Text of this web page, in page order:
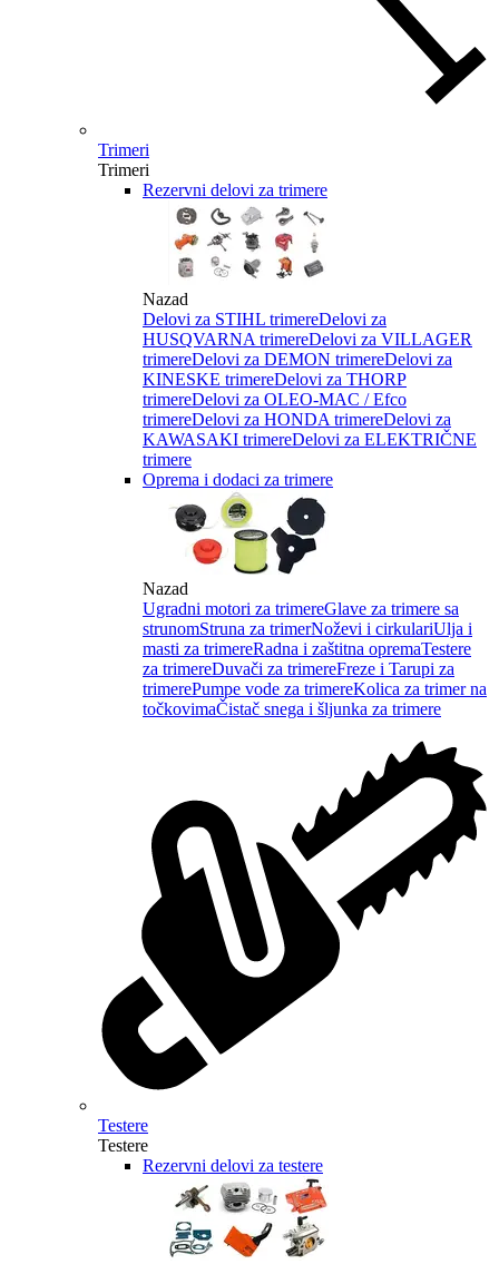
Trimeri
Trimeri
Rezervni delovi za trimere
Nazad
Delovi za STIHL trimereDelovi za
HUSQVARNA trimereDelovi za VILLAGER
trimereDelovi za DEMON trimereDelovi za
KINESKE trimereDelovi za THORP
trimereDelovi za OLEO-MAC / Efco
trimereDelovi za HONDA trimereDelovi za
KAWASAKI trimereDelovi za ELEKTRIČNE
trimere
Oprema i dodaci za trimere
Nazad
Ugradni motori za trimereGlave za trimere sa
strunomStruna za trimerNoževi i cirkulariUlja i
masti za trimereRadna i zaštitna opremaTestere
za trimereDuvači za trimereFreze i Tarupi za
trimerePumpe vode za trimereKolica za trimer na
točkovimaČistač snega i šljunka za trimere
Testere
Testere
Rezervni delovi za testere